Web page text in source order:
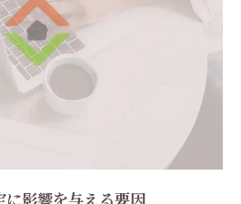
に影響を与える要因